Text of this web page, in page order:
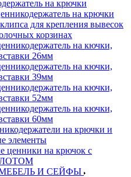
на крючки
на крючки
для крепления вывесок
корзинах
на кючки,
26мм
на кючки,
39мм
на кючки,
52мм
на кючки,
60мм
на крючки и
элементы
ценники на крючок с
И СЕЙФЫ